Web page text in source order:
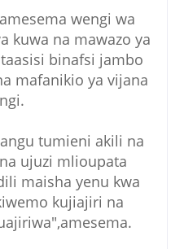
wengi wa
kuwa na mawazo ya
binafsi jambo
mafanikio ya vijana
tumieni akili na
ujuzi mlioupata
maisha yenu kwa
kujiajiri na